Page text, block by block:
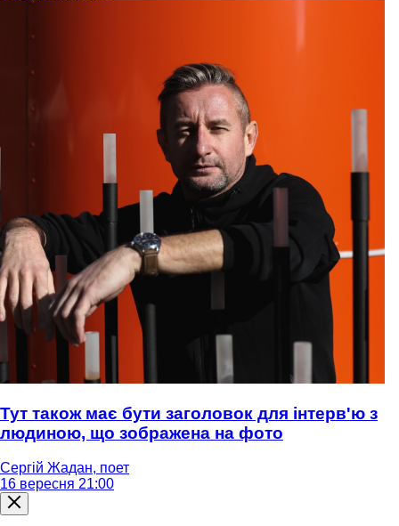
Тут також має бути заголовок для інтерв'ю з
людиною, що зображена на фото
Сергій Жадан, поет
16 вересня 21:00